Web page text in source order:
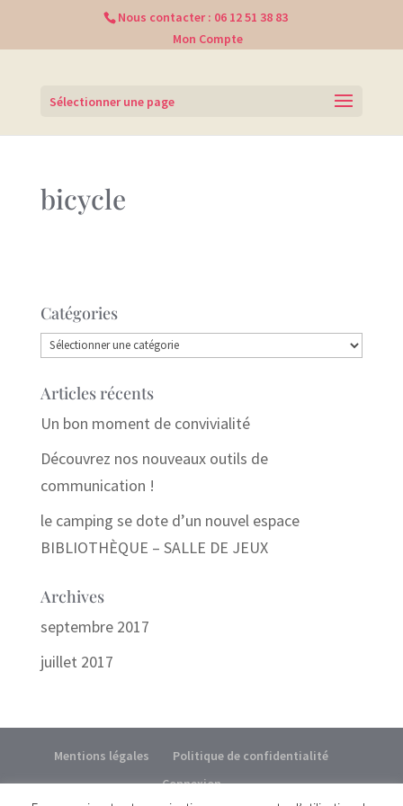
Nous contacter : 06 12 51 38 83
Mon Compte
Sélectionner une page
bicycle
Catégories
Catégories
Articles récents
Un bon moment de convivialité
Découvrez nos nouveaux outils de
communication !
le camping se dote d’un nouvel espace
BIBLIOTHÈQUE – SALLE DE JEUX
Archives
septembre 2017
juillet 2017
Mentions légales
Politique de confidentialité
Connexion